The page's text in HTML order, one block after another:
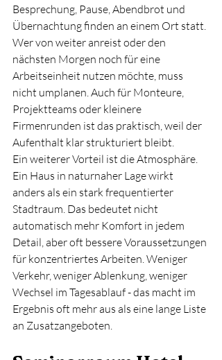
Besprechung, Pause, Abendbrot und
Übernachtung finden an einem Ort statt.
Wer von weiter anreist oder den
nächsten Morgen noch für eine
Arbeitseinheit nutzen möchte, muss
nicht umplanen. Auch für Monteure,
Projektteams oder kleinere
Firmenrunden ist das praktisch, weil der
Aufenthalt klar strukturiert bleibt.
Ein weiterer Vorteil ist die Atmosphäre.
Ein Haus in naturnaher Lage wirkt
anders als ein stark frequentierter
Stadtraum. Das bedeutet nicht
automatisch mehr Komfort in jedem
Detail, aber oft bessere Voraussetzungen
für konzentriertes Arbeiten. Weniger
Verkehr, weniger Ablenkung, weniger
Wechsel im Tagesablauf - das macht im
Ergebnis oft mehr aus als eine lange Liste
an Zusatzangeboten.